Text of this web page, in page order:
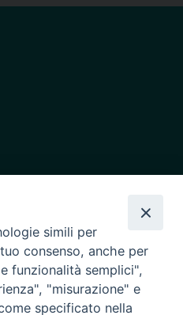
simili per
consenso, anche per
funzionalità semplici",
"misurazione" e
specificato nella